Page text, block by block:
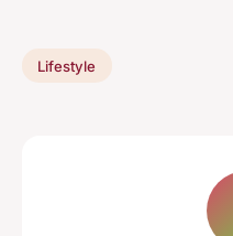
Lifestyle